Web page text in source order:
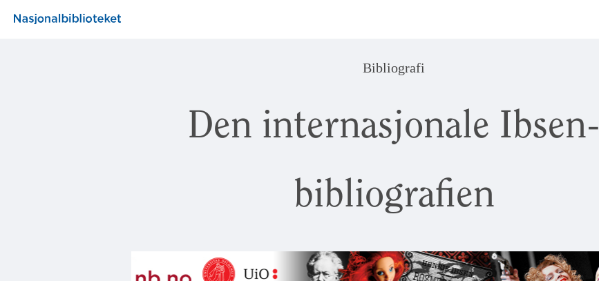
Bibliografi
Den internasjonale Ibsen-
bibliografien